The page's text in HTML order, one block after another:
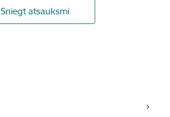
Sniegt atsauksmi